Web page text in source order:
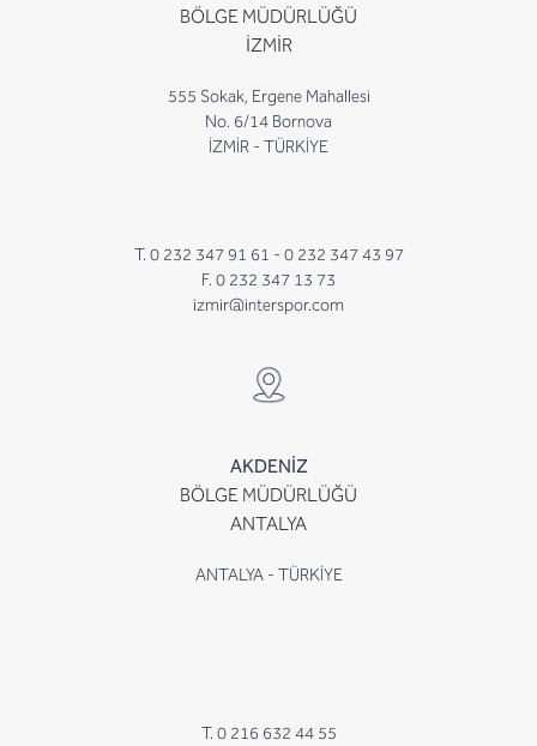
BÖLGE MÜDÜRLÜĞÜ
İZMİR
555 Sokak, Ergene Mahallesi
No. 6/14 Bornova
İZMİR - TÜRKİYE
T. 0 232 347 91 61 - 0 232 347 43 97
F. 0 232 347 13 73
izmir@interspor.com
AKDENİZ
BÖLGE MÜDÜRLÜĞÜ
ANTALYA
ANTALYA - TÜRKİYE
T. 0 216 632 44 55